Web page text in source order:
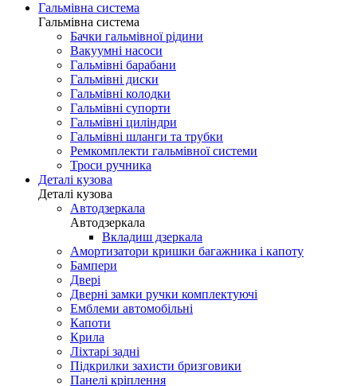
Гальмівна система
Гальмівна система
Бачки гальмівної рідини
Вакуумні насоси
Гальмівні барабани
Гальмівні диски
Гальмівні колодки
Гальмівні супорти
Гальмівні циліндри
Гальмівні шланги та трубки
Ремкомплекти гальмівної системи
Троси ручника
Деталі кузова
Деталі кузова
Автодзеркала
Автодзеркала
Вкладиш дзеркала
Амортизатори кришки багажника і капоту
Бампери
Двері
Дверні замки ручки комплектуючі
Емблеми автомобільні
Капоти
Крила
Ліхтарі задні
Підкрилки захисти бризговики
Панелі кріплення